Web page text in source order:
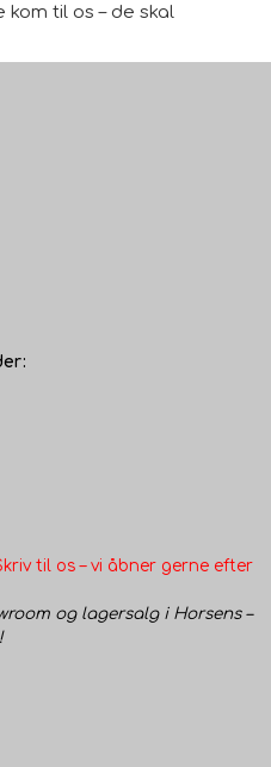
til os – de skal
til os – vi åbner gerne efter
og lagersalg i Horsens –